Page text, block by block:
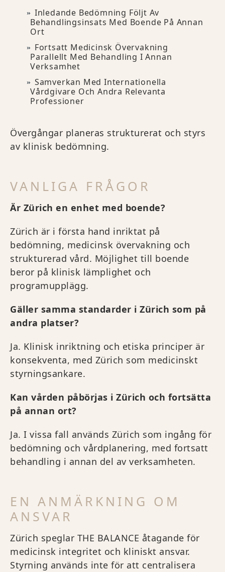
Inledande Bedömning Följt Av
Behandlingsinsats Med Boende På Annan
Ort
Fortsatt Medicinsk Övervakning
Parallellt Med Behandling I Annan
Verksamhet
Samverkan Med Internationella
Vårdgivare Och Andra Relevanta
Professioner
Övergångar planeras strukturerat och styrs
av klinisk bedömning.
VANLIGA FRÅGOR
Är Zürich en enhet med boende?
Zürich är i första hand inriktat på
bedömning, medicinsk övervakning och
strukturerad vård. Möjlighet till boende
beror på klinisk lämplighet och
programupplägg.
Gäller samma standarder i Zürich som på
andra platser?
Ja. Klinisk inriktning och etiska principer är
konsekventa, med Zürich som medicinskt
styrningsankare.
Kan vården påbörjas i Zürich och fortsätta
på annan ort?
Ja. I vissa fall används Zürich som ingång för
bedömning och vårdplanering, med fortsatt
behandling i annan del av verksamheten.
EN ANMÄRKNING OM
ANSVAR
Zürich speglar THE BALANCE åtagande för
medicinsk integritet och kliniskt ansvar.
Styrning används inte för att centralisera